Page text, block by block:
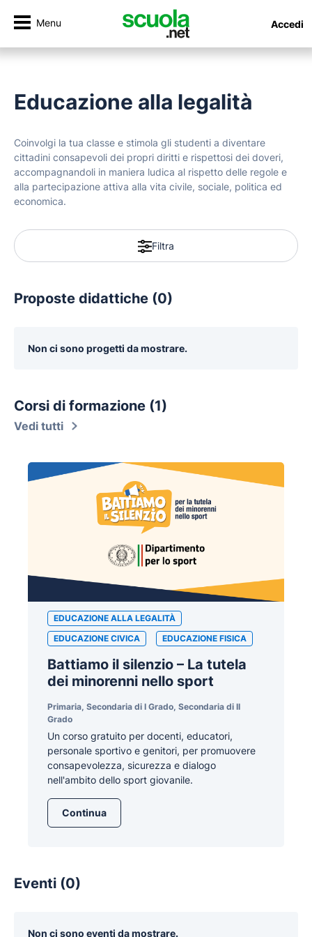
Menu Accedi
Educazione alla legalità
Coinvolgi la tua classe e stimola gli studenti a diventare
cittadini consapevoli dei propri diritti e rispettosi dei doveri,
accompagnandoli in maniera ludica al rispetto delle regole e
alla partecipazione attiva alla vita civile, sociale, politica ed
economica.
Filtra
Proposte didattiche (0)
Non ci sono progetti da mostrare.
Corsi di formazione (1)
Vedi tutti
EDUCAZIONE ALLA LEGALITÀ
EDUCAZIONE CIVICA
EDUCAZIONE FISICA
Battiamo il silenzio – La tutela
dei minorenni nello sport
Primaria, Secondaria di I Grado, Secondaria di II
Grado
Un corso gratuito per docenti, educatori,
personale sportivo e genitori, per promuovere
consapevolezza, sicurezza e dialogo
nell'ambito dello sport giovanile.
Continua
Eventi (0)
Non ci sono eventi da mostrare.